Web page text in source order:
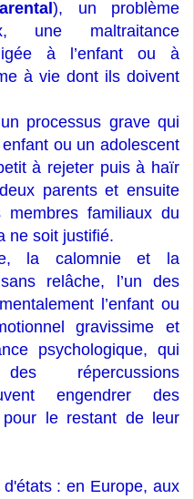
), un problème
une maltraitance
à l’enfant ou à
à vie dont ils doivent
processus grave qui
ou un adolescent
à rejeter puis à haïr
parents et ensuite
membres familiaux du
ne soit justifié.
la calomnie et la
relâche, l’un des
l’enfant ou
gravissime et
psychologique, qui
répercussions
engendrer des
pour le restant de leur
: en Europe, aux